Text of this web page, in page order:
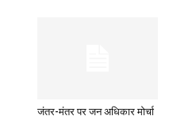
जंतर-मंतर पर जन अधिकार मोर्चा